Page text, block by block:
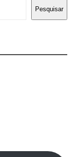
Pesquisar